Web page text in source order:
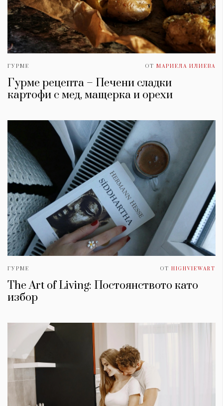
ГУРМЕ ОТ МАРИЕЛА ИЛИЕВА
Гурме рецепта – Печени сладки
картофи с мед, мащерка и орехи
ГУРМЕ ОТ HIGHVIEWART
The Art of Living: Постоянството като
избор